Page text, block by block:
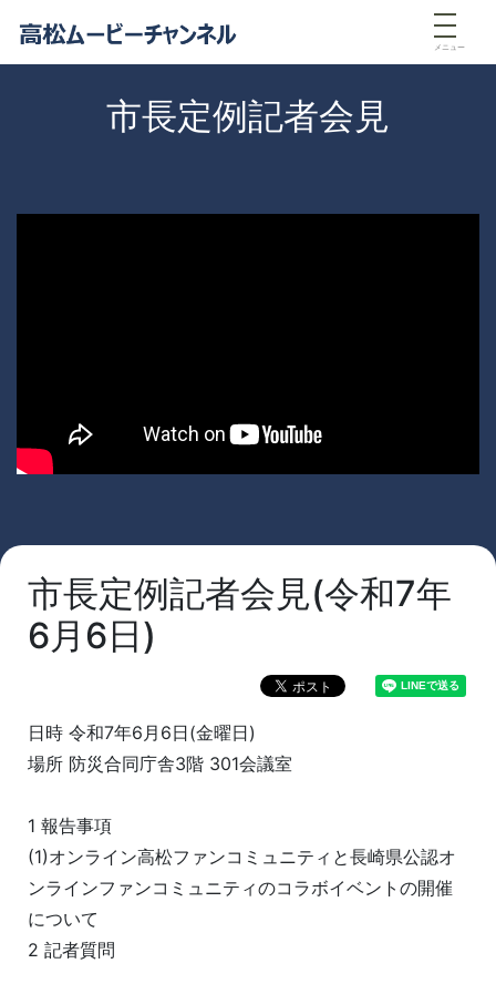
メニュー
市長定例記者会見
市長定例記者会見(令和7年
6月6日)
日時 令和7年6月6日(金曜日)
場所 防災合同庁舎3階 301会議室
1 報告事項
(1)オンライン高松ファンコミュニティと長崎県公認オ
ンラインファンコミュニティのコラボイベントの開催
について
2 記者質問